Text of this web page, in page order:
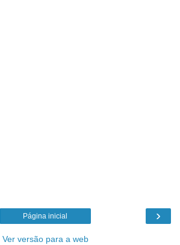
›
Página inicial
Ver versão para a web